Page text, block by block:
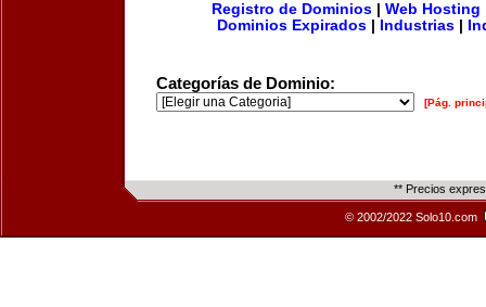
Registro de Dominios| Web Hosting
Dominios Expirados
Industrias
Categorías de Dominio:
[Pág.
** Precios
© 2002/2022 Solo10.com